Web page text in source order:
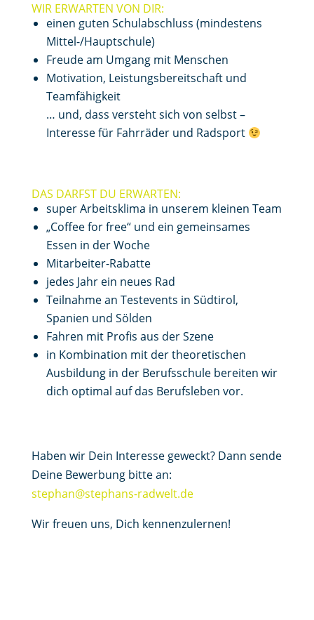
WIR ERWARTEN VON DIR:
einen guten Schulabschluss (mindestens
Mittel-/Hauptschule)
Freude am Umgang mit Menschen
Motivation, Leistungsbereitschaft und
Teamfähigkeit
… und, dass versteht sich von selbst –
Interesse für Fahrräder und Radsport
DAS DARFST DU ERWARTEN:
super Arbeitsklima in unserem kleinen Team
„Coffee for free“ und ein gemeinsames
Essen in der Woche
Mitarbeiter-Rabatte
jedes Jahr ein neues Rad
Teilnahme an Testevents in Südtirol,
Spanien und Sölden
Fahren mit Profis aus der Szene
in Kombination mit der theoretischen
Ausbildung in der Berufsschule bereiten wir
dich optimal auf das Berufsleben vor.
Haben wir Dein Interesse geweckt? Dann sende
Deine Bewerbung bitte an:
stephan@stephans-radwelt.de
Wir freuen uns, Dich kennenzulernen!